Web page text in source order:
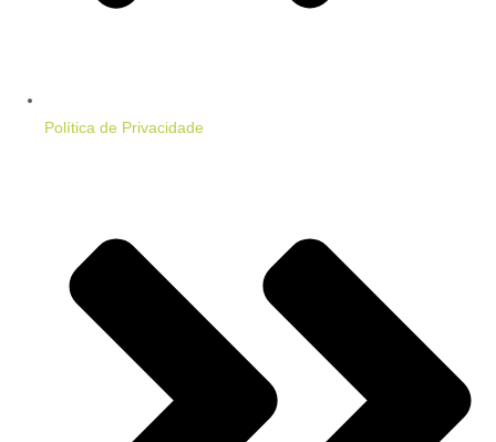
Política de Privacidade